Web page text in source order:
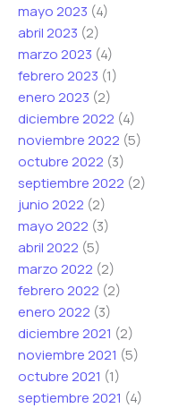
mayo 2023 (4)
abril 2023 (2)
marzo 2023 (4)
febrero 2023 (1)
enero 2023 (2)
diciembre 2022 (4)
noviembre 2022 (5)
octubre 2022 (3)
septiembre 2022 (2)
junio 2022 (2)
mayo 2022 (3)
abril 2022 (5)
marzo 2022 (2)
febrero 2022 (2)
enero 2022 (3)
diciembre 2021 (2)
noviembre 2021 (5)
octubre 2021 (1)
septiembre 2021 (4)